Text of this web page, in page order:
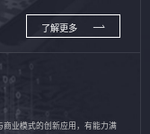
了解更多
业模式的创新应用，有能力满